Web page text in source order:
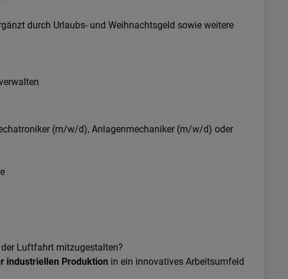
durch Urlaubs- und Weihnachtsgeld sowie weitere
(m/w/d), Anlagenmechaniker (m/w/d) oder
Luftfahrt mitzugestalten?
industriellen Produktion in ein innovatives Arbeitsumfeld